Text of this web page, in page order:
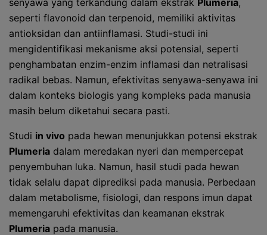
senyawa yang terkandung dalam ekstrak Plumeria,
seperti flavonoid dan terpenoid, memiliki aktivitas
antioksidan dan antiinflamasi. Studi-studi ini
mengidentifikasi mekanisme aksi potensial, seperti
penghambatan enzim-enzim inflamasi dan netralisasi
radikal bebas. Namun, efektivitas senyawa-senyawa ini
dalam konteks biologis yang kompleks pada manusia
masih belum diketahui secara pasti.
Studi in vivo pada hewan menunjukkan potensi ekstrak
Plumeria dalam meredakan nyeri dan mempercepat
penyembuhan luka. Namun, hasil studi pada hewan
tidak selalu dapat diprediksi pada manusia. Perbedaan
dalam metabolisme, fisiologi, dan respons imun dapat
memengaruhi efektivitas dan keamanan ekstrak
Plumeria pada manusia.